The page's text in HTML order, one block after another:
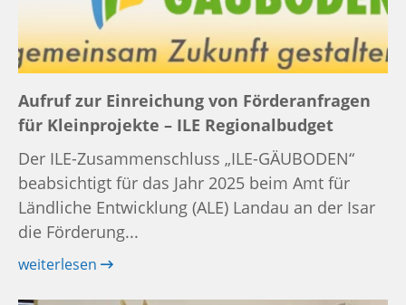
Aufruf zur Einreichung von Förderanfragen
für Kleinprojekte – ILE Regionalbudget
Der ILE-Zusammenschluss „ILE-GÄUBODEN“
beabsichtigt für das Jahr 2025 beim Amt für
Ländliche Entwicklung (ALE) Landau an der Isar
die Förderung...
weiterlesen